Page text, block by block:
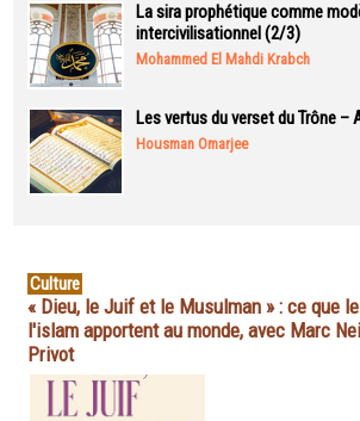
La sira prophétique comme
intercivilisationnel (2/3)
Mohammed El Mahdi Krabch
Les vertus du verset du Trône –
Housman Omarjee
Culture
« Dieu, le Juif et le Musulman » : ce que
l'islam apportent au monde, avec Marc
Privot